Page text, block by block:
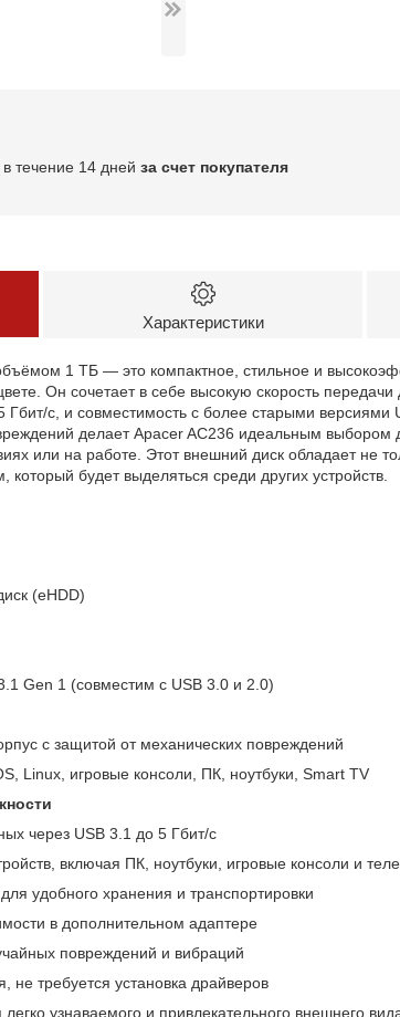
в течение 14 дней за счет покупателя
Характеристики
1 ТБ — это компактное, стильное и
Он сочетает в себе высокую скорость
Гбит/с, и совместимость с более старыми
делает Apacer AC236 идеальным выбором
или на работе. Этот внешний диск обладает не
будет выделяться среди других устройств.
(eHDD)
Gen 1 (совместим с USB 3.0 и 2.0)
с защитой от механических повреждений
Linux, игровые консоли, ПК, ноутбуки, Smart TV
через USB 3.1 до 5 Гбит/с
включая ПК, ноутбуки, игровые консоли и
удобного хранения и транспортировки
в дополнительном адаптере
повреждений и вибраций
не требуется установка драйверов
узнаваемого и привлекательного внешнего